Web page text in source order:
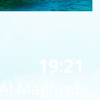
19:21
Maghreb